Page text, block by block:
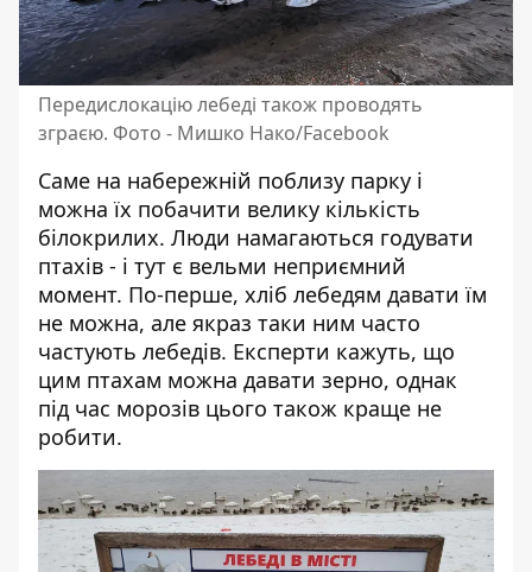
Передислокацію лебеді також проводять
зграєю. Фото - Мишко Нако/Facebook
Саме на набережній поблизу парку і
можна їх побачити велику кількість
білокрилих. Люди намагаються годувати
птахів - і тут є вельми неприємний
момент. По-перше, хліб лебедям давати їм
не можна, але якраз таки ним часто
частують лебедів. Експерти кажуть, що
цим птахам можна давати зерно, однак
під час морозів цього також краще не
робити.